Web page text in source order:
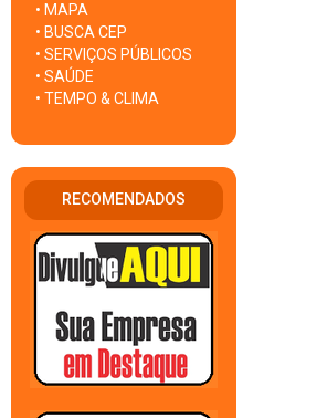
• MAPA
• BUSCA CEP
• SERVIÇOS PÚBLICOS
• SAÚDE
• TEMPO & CLIMA
RECOMENDADOS